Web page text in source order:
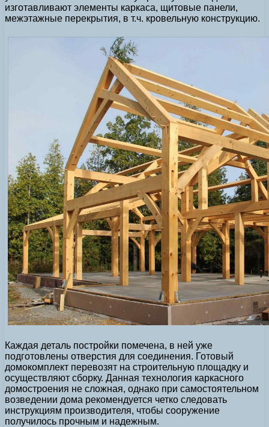
изготавливают элементы каркаса, щитовые панели,
межэтажные перекрытия, в т.ч. кровельную конструкцию.
Каждая деталь постройки помечена, в ней уже
подготовлены отверстия для соединения. Готовый
домокомплект перевозят на строительную площадку и
осуществляют сборку. Данная технология каркасного
домостроения не сложная, однако при самостоятельном
возведении дома рекомендуется четко следовать
инструкциям производителя, чтобы сооружение
получилось прочным и надежным.